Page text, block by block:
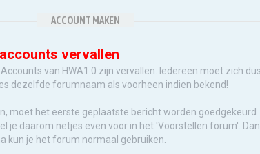
ACCOUNT MAKEN
vervallen
van HWA1.0 zijn vervallen. Iedereen moet zich dus
dezelfde forumnaam als voorheen indien bekend!
moet het eerste geplaatste bericht worden goedgekeurd
je daarom netjes even voor in het 'Voorstellen forum'. Dan
kun je het forum normaal gebruiken.